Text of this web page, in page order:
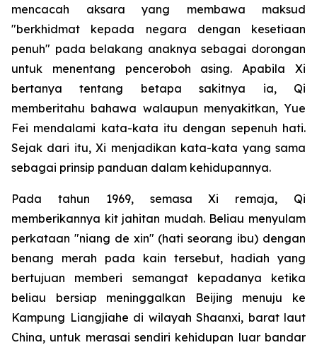
mencacah aksara yang membawa maksud
"berkhidmat kepada negara dengan kesetiaan
penuh" pada belakang anaknya sebagai dorongan
untuk menentang penceroboh asing. Apabila Xi
bertanya tentang betapa sakitnya ia, Qi
memberitahu bahawa walaupun menyakitkan, Yue
Fei mendalami kata-kata itu dengan sepenuh hati.
Sejak dari itu, Xi menjadikan kata-kata yang sama
sebagai prinsip panduan dalam kehidupannya.
Pada tahun 1969, semasa Xi remaja, Qi
memberikannya kit jahitan mudah. Beliau menyulam
perkataan "niang de xin" (hati seorang ibu) dengan
benang merah pada kain tersebut, hadiah yang
bertujuan memberi semangat kepadanya ketika
beliau bersiap meninggalkan Beijing menuju ke
Kampung Liangjiahe di wilayah Shaanxi, barat laut
China, untuk merasai sendiri kehidupan luar bandar